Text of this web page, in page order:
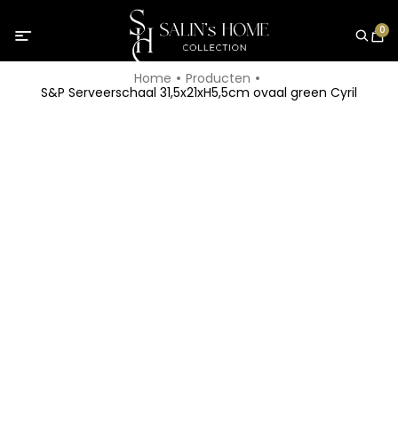
0
Home
Producten
S&P Serveerschaal 31,5x21xH5,5cm ovaal green Cyril